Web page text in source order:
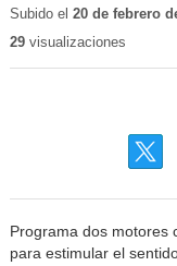
Subido el 20 de febrero
29visualizaciones
Programa dos motores
para estimular el